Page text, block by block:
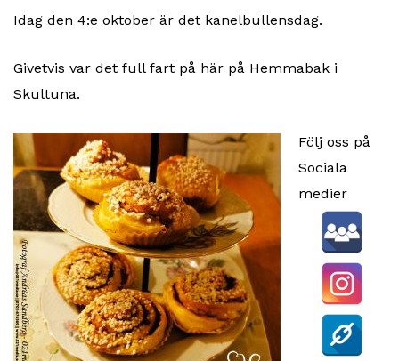
Idag den 4:e oktober är det kanelbullensdag.
Givetvis var det full fart på här på Hemmabak i
Skultuna.
Följ oss på
Sociala
medier